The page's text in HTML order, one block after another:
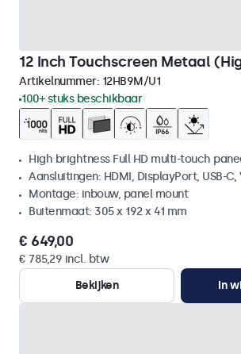
12 Inch Touchscreen Metaal
Artikelnummer: 12HB9M/U1
100+ stuks beschikbaar
High brightness Full HD multi-touch
Aansluitingen: HDMI, DisplayPort, USB-C,
Montage: inbouw, panel mount
Buitenmaat: 305 x 192 x 41 mm
€ 649,00
€ 785,29 incl. btw
Bekijken
In